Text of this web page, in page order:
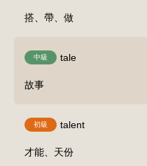
搭、帶、做
中級 tale
故事
初級 talent
才能、天份